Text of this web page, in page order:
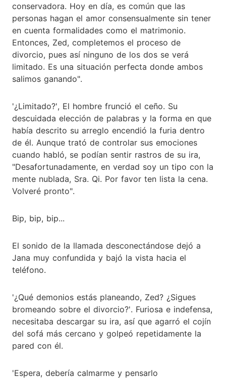
conservadora. Hoy en día, es común que las
personas hagan el amor consensualmente sin tener
en cuenta formalidades como el matrimonio.
Entonces, Zed, completemos el proceso de
divorcio, pues así ninguno de los dos se verá
limitado. Es una situación perfecta donde ambos
salimos ganando".
'¿Limitado?', El hombre frunció el ceño. Su
descuidada elección de palabras y la forma en que
había descrito su arreglo encendió la furia dentro
de él. Aunque trató de controlar sus emociones
cuando habló, se podían sentir rastros de su ira,
"Desafortunadamente, en verdad soy un tipo con la
mente nublada, Sra. Qi. Por favor ten lista la cena.
Volveré pronto".
Bip, bip, bip...
El sonido de la llamada desconectándose dejó a
Jana muy confundida y bajó la vista hacia el
teléfono.
'¿Qué demonios estás planeando, Zed? ¿Sigues
bromeando sobre el divorcio?'. Furiosa e indefensa,
necesitaba descargar su ira, así que agarró el cojín
del sofá más cercano y golpeó repetidamente la
pared con él.
'Espera, debería calmarme y pensarlo